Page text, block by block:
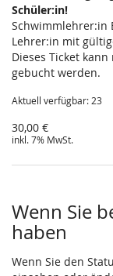
Schüler:in!
Schwimmlehrer:in
Lehrer:in mit
Dieses Ticket
gebucht werden.
Aktuell verfügbar: 23
30,00 €
inkl. 7% MwSt.
Wenn Sie
haben
Wenn Sie den